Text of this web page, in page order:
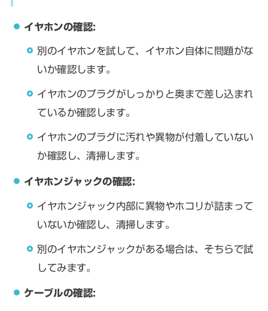
イヤホンの確認:
別のイヤホンを試して、イヤホン自体に問題がな
いか確認します。
イヤホンのプラグがしっかりと奥まで差し込まれ
ているか確認します。
イヤホンのプラグに汚れや異物が付着していない
か確認し、清掃します。
イヤホンジャックの確認:
イヤホンジャック内部に異物やホコリが詰まって
いないか確認し、清掃します。
別のイヤホンジャックがある場合は、そちらで試
してみます。
ケーブルの確認: